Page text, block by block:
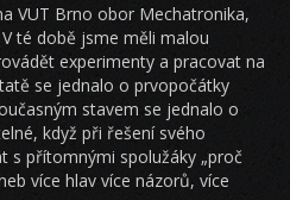
VUT Brno obor Mechatronika,
té době jsme měli malou
experimenty a pracovat na
se jednalo o prvopočátky
stavem se jednalo o
když při řešení svého
s přítomnými spolužáky „proč
více hlav více názorů, více